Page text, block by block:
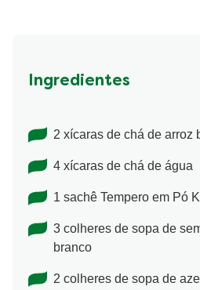
Ingredientes
2 xícaras de chá de arroz
4 xícaras de chá de água
1 sachê Tempero em Pó
3 colheres de sopa de
branco
2 colheres de sopa de